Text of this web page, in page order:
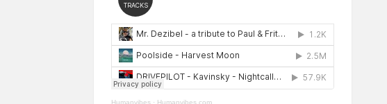
Humanvibes· Humanvibes.com